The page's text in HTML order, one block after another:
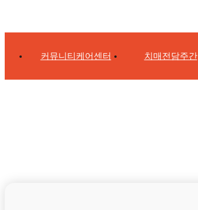
커뮤니티케어센터 치매전담주간